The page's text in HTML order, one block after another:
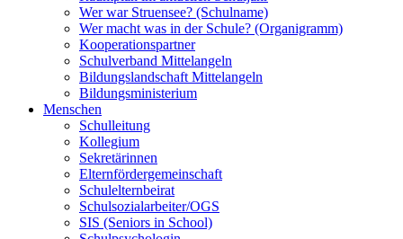
Wer war Struensee? (Schulname)
Wer macht was in der Schule? (Organigramm)
Kooperationspartner
Schulverband Mittelangeln
Bildungslandschaft Mittelangeln
Bildungsministerium
Menschen
Schulleitung
Kollegium
Sekretärinnen
Elternfördergemeinschaft
Schulelternbeirat
Schulsozialarbeiter/OGS
SIS (Seniors in School)